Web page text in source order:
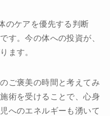
のケアを優先する判断
す。今の体への投資が、
ます。
ご褒美の時間と考えてみ
術を受けることで、心身
へのエネルギーも湧いて